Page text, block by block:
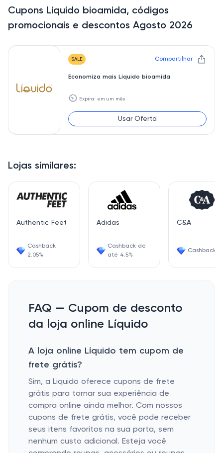
Lojas similares:
Authentic Feet
Cashback
2.05%
Adidas
Cashback de
até 4.5%
C&A
Cashback
Cupons Líquido bioamida, códigos
promocionais e descontos Agosto 2026
SALE Compartilhar
Economiza mais Líquido bioamida
🕥 Expira: em um mês
Usar Oferta
FAQ — Cupom de desconto
da loja online Líquido
A loja online Líquido tem cupom de
frete grátis?
Sim, a Liquido oferece cupons de frete
grátis para tornar sua experiência de
compra online ainda melhor. Com nossos
cupons de frete grátis, você pode receber
seus itens favoritos na sua porta, sem
nenhum custo adicional. Esteja você